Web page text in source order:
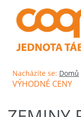
Nacházíte se: Domů
VÝHODNÉ CENY